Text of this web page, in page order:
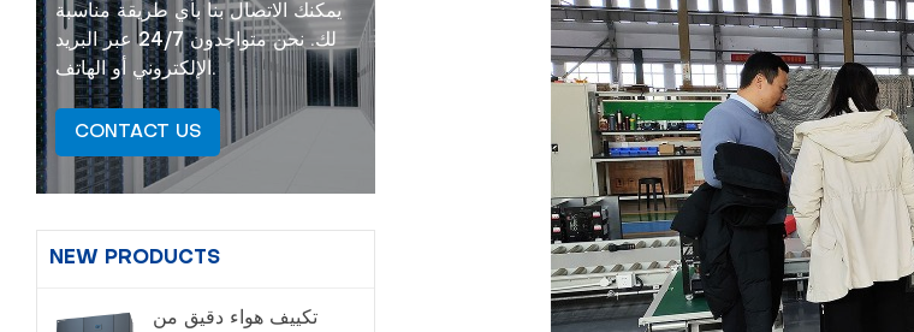
يمكنك الاتصال بنا بأي طريقة مناسبة
لك. نحن متواجدون 24/7 عبر البريد
الإلكتروني أو الهاتف.
CONTACT US
NEW PRODUCTS
تكييف هواء دقيق من